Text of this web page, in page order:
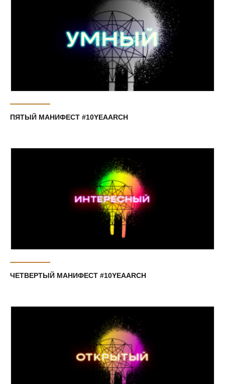
ПЯТЫЙ МАНИФЕСТ #10YEAARCH
ЧЕТВЕРТЫЙ МАНИФЕСТ #10YEAARCH